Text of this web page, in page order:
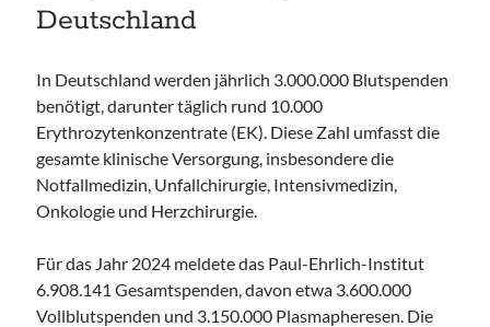
Deutschland
In Deutschland werden jährlich 3.000.000 Blutspenden
benötigt, darunter täglich rund 10.000
Erythrozytenkonzentrate (EK). Diese Zahl umfasst die
gesamte klinische Versorgung, insbesondere die
Notfallmedizin, Unfallchirurgie, Intensivmedizin,
Onkologie und Herzchirurgie.
Für das Jahr 2024 meldete das Paul-Ehrlich-Institut
6.908.141 Gesamtspenden, davon etwa 3.600.000
Vollblutspenden und 3.150.000 Plasmapheresen. Die